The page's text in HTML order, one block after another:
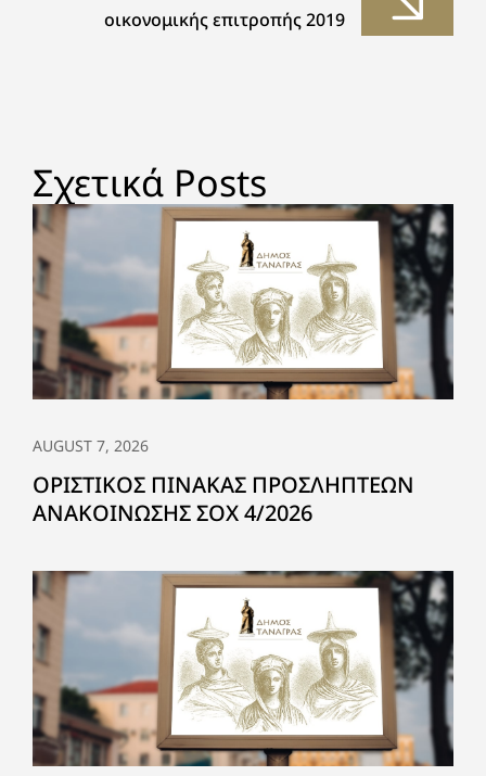
οικονομικής επιτροπής 2019
Σχετικά Posts
AUGUST 7, 2026
ΟΡΙΣΤΙΚΟΣ ΠΙΝΑΚΑΣ ΠΡΟΣΛΗΠΤΕΩΝ
ΑΝΑΚΟΙΝΩΣΗΣ ΣΟΧ 4/2026